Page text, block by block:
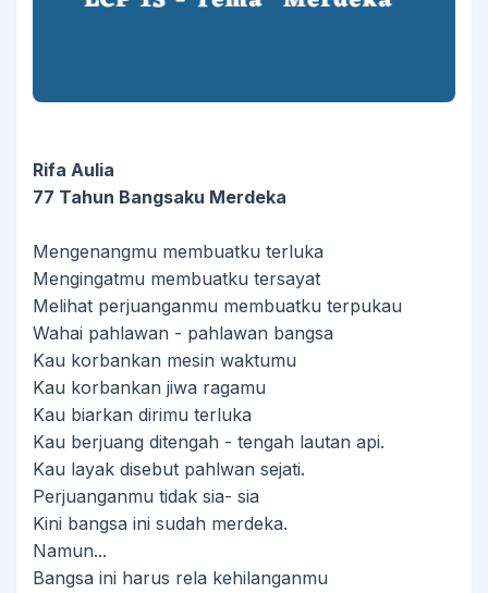
Rifa Aulia
77 Tahun Bangsaku Merdeka
Mengenangmu membuatku terluka
Mengingatmu membuatku tersayat
Melihat perjuanganmu membuatku terpukau
Wahai pahlawan - pahlawan bangsa
Kau korbankan mesin waktumu
Kau korbankan jiwa ragamu
Kau biarkan dirimu terluka
Kau berjuang ditengah - tengah lautan api.
Kau layak disebut pahlwan sejati.
Perjuanganmu tidak sia- sia
Kini bangsa ini sudah merdeka.
Namun...
Bangsa ini harus rela kehilanganmu